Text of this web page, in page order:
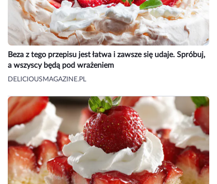
Beza z tego przepisu jest łatwa i zawsze się udaje. Spróbuj,
a wszyscy będą pod wrażeniem
DELICIOUSMAGAZINE.PL